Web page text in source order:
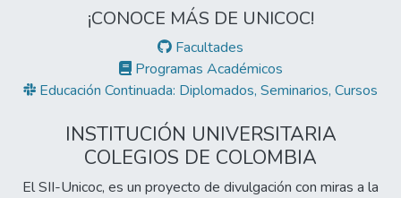
¡CONOCE MÁS DE UNICOC!
Facultades
Programas Académicos
Educación Continuada: Diplomados, Seminarios, Cursos
INSTITUCIÓN UNIVERSITARIA
COLEGIOS DE COLOMBIA
El SII-Unicoc, es un proyecto de divulgación con miras a la